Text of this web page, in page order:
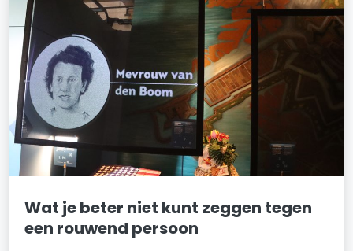
Wat je beter niet kunt zeggen tegen
een rouwend persoon